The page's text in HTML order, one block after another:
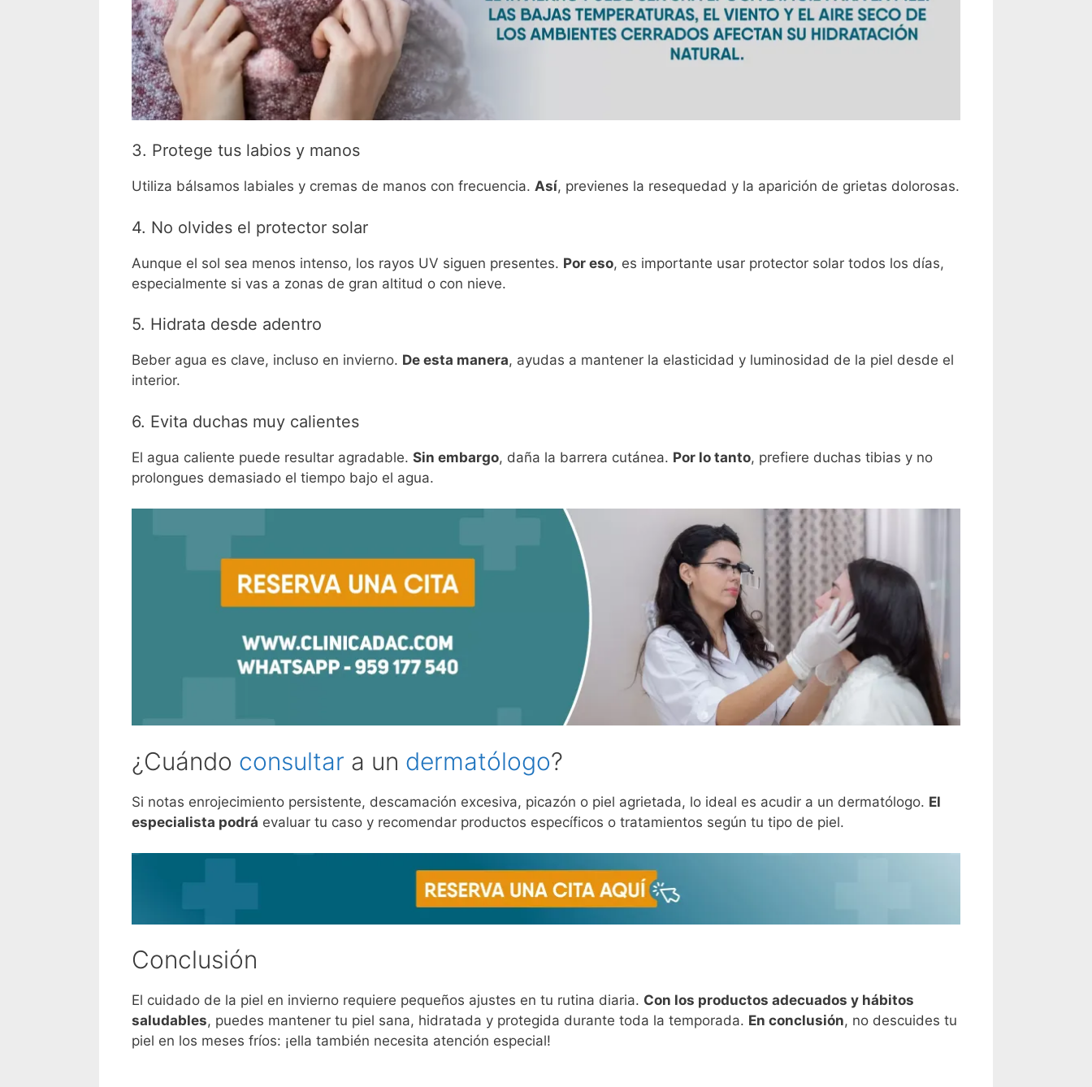
3. Protege tus labios y manos
Utiliza bálsamos labiales y cremas de manos con frecuencia. Así, previenes la resequedad y la aparición de grietas dolorosas.
4. No olvides el protector solar
Aunque el sol sea menos intenso, los rayos UV siguen presentes. Por eso, es importante usar protector solar todos los días,
especialmente si vas a zonas de gran altitud o con nieve.
5. Hidrata desde adentro
Beber agua es clave, incluso en invierno. De esta manera, ayudas a mantener la elasticidad y luminosidad de la piel desde el
interior.
6. Evita duchas muy calientes
El agua caliente puede resultar agradable. Sin embargo, daña la barrera cutánea. Por lo tanto, prefiere duchas tibias y no
prolongues demasiado el tiempo bajo el agua.
¿Cuándo consultar a un dermatólogo?
Si notas enrojecimiento persistente, descamación excesiva, picazón o piel agrietada, lo ideal es acudir a un dermatólogo. El
especialista podrá evaluar tu caso y recomendar productos específicos o tratamientos según tu tipo de piel.
Conclusión
El cuidado de la piel en invierno requiere pequeños ajustes en tu rutina diaria. Con los productos adecuados y hábitos
saludables, puedes mantener tu piel sana, hidratada y protegida durante toda la temporada. En conclusión, no descuides tu
piel en los meses fríos: ¡ella también necesita atención especial!